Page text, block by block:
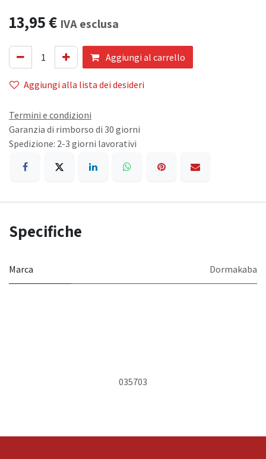
13,95€ IVA esclusa
Aggiungi al carrello
Aggiungi alla lista dei desideri
Termini e condizioni
Garanzia di rimborso di 30 giorni
Spedizione: 2-3 giorni lavorativi
Specifiche
Marca Dormakaba
035703